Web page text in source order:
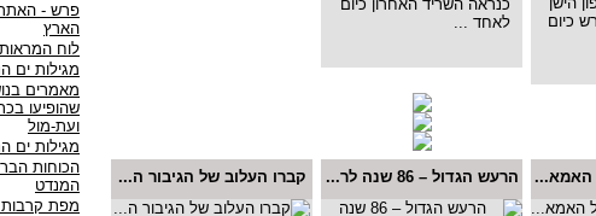
כיום
כנראה השריד האחרון כיום
לאחד ...
האמא... הרעש הגדול – 86 שנה לר... קברו העלוב של הגיבור ה...
פרש - האתר
הארץ
לוח המראות
מגילות ים
מאמרים
שהופיעו
ועת-מול
מגילות ים
הכוחות
המנדט
מפת